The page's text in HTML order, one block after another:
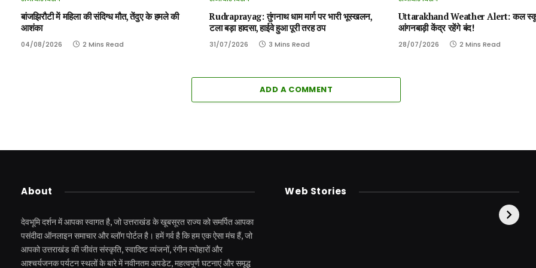
बांजझिरौटी में महिला की संदिग्ध मौत, तेंदुए के हमले की
आशंका
04/08/2026 2 Mins Read
Rudraprayag: तुंगनाथ धाम मार्ग पर भारी भूस्खलन,
टला बड़ा हादसा, हाईवे हुआ पूरी तरह ठप
31/07/2026 3 Mins Read
Uttarakhand Weather Alert: कल
आंगनबाड़ी केंद्र रहेंगे बंद!
28/07/2026 2 Mins Read
ADD A COMMENT
About
देवभूमि दर्शन में आपका स्वागत है, जो उत्तराखंड के खूबसूरत राज्य को समर्पित आपका
पसंदीदा ऑनलाइन समाचार और ब्लॉग पोर्टल है। हमें गर्व है कि हम एक ऐसा मंच हैं, जो
आपको उत्तराखंड की जीवंत संस्कृति, स्वादिष्ट व्यंजनों, रंगीन त्योहारों और
आश्चर्यजनक पर्यटन स्थलों के बारे में नवीनतम अपडेट, महत्वपूर्ण घटनाएं और समृद्ध
Web Stories
केदारनाथ से पहले होती है
उत्तराखंड की एक ऐसी